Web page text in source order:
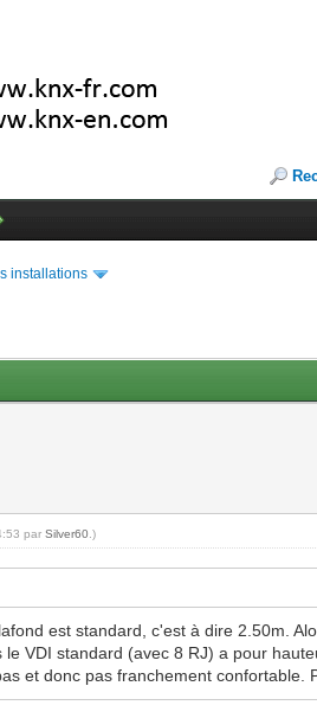
installations
parSilver60 .)
est standard, c'est à dire 2.50m.
VDI standard (avec 8 RJ) a pour
et donc pas franchement confortable.